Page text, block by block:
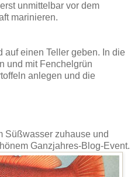
unmittelbar vor dem
marinieren.
auf einen Teller geben. In die
und mit Fenchelgrün
anlegen und die
Süßwasser zuhause und
Ganzjahres-Blog-Event.